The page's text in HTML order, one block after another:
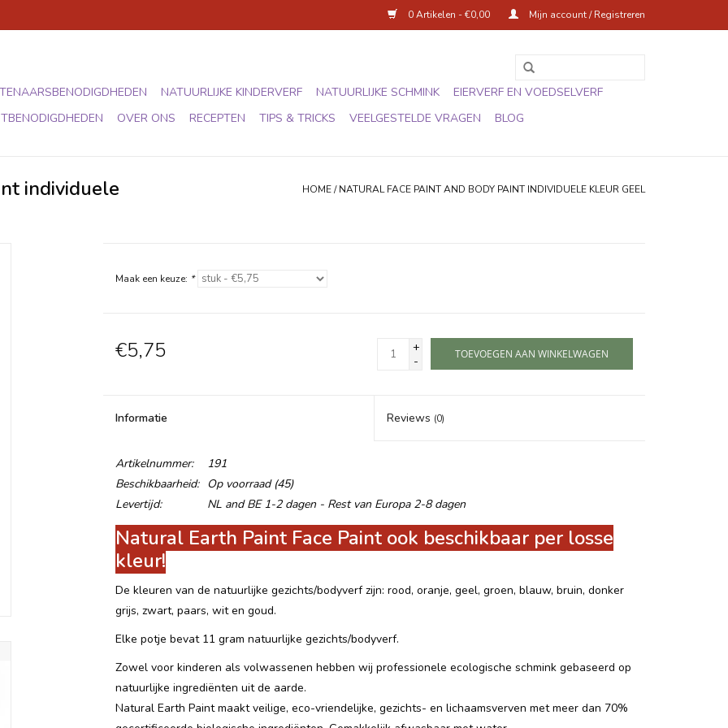
0 Artikelen - €0,00 Mijn account / Registreren
NATUURLIJKE KINDERVERF NATUURLIJKE SCHMINK
EIERVERF EN VOEDSELVERF
OVER ONS RECEPTEN TIPS & TRICKS VEELGESTELDE VRAGEN BLOG
individuele HOME/NATURAL FACE PAINT AND BODY PAINT INDIVIDUELE KLEUR GEEL
Maak een keuze: *
€5,75
+
-
TOEVOEGEN AAN WINKELWAGEN
Informatie Reviews (0)
Artikelnummer:
191
Beschikbaarheid:
Op voorraad(45)
Levertijd:
NL and BE 1-2 dagen - Rest van Europa 2-8 dagen
Natural Earth Paint Face Paint ook beschikbaar per losse
kleur!
De kleuren van de natuurlijke gezichts/bodyverf zijn: rood, oranje, geel, groen, blauw, bruin, donker
grijs, zwart, paars, wit en goud.
Elke potje bevat 11 gram natuurlijke gezichts/bodyverf.
Zowel voor kinderen als volwassenen hebben wij professionele ecologische schmink gebaseerd op
natuurlijke ingrediënten uit de aarde.
Natural Earth Paint maakt veilige, eco-vriendelijke, gezichts- en lichaamsverven met meer dan 70%